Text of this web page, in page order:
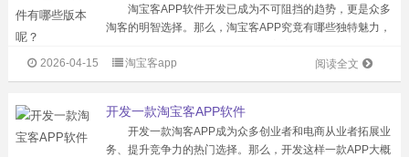
淘宝客APP软件开发已成为不可阻挡的趋势，更是众多
淘客的明智选择。那么，淘宝客APP究竟有哪些独特魅力，
宛如一个巨大的商品宝库，能够汇聚海量商品信息，品类丰
富多样，几乎涵盖了消费者生...
阅读全文
2026-04-15 淘宝客app
开发一款淘宝客APP软件
开发一款淘客APP成为众多创业者和电商从业者拓展业
务、提升竞争力的热门选择。那么，开发这样一款APP大概